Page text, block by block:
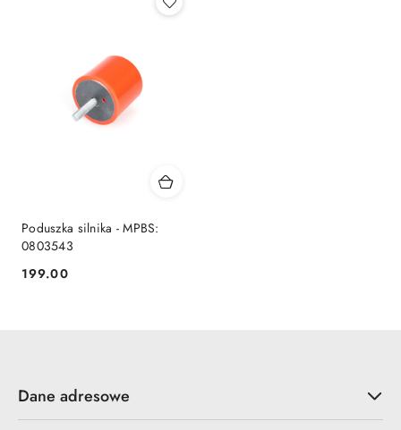
Poduszka silnika - MPBS:
0803543
Cena:
199.00
Dane adresowe